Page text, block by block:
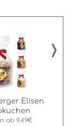
Elisen
ab 9.49€
›